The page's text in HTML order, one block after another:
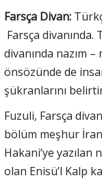
Farsça Divan:
Farsça
divanında nazım
önsözünde de
şükranlarını
Fuzuli, Farsça
bölüm meşhur
Hakani’ye yazılan
olan Enisü’l Kalp